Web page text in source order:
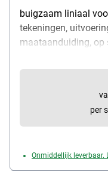
buigzaam liniaal
tekeningen,
maataanduiding,
phtalaten,
per
Onmiddellijk leverbaar.